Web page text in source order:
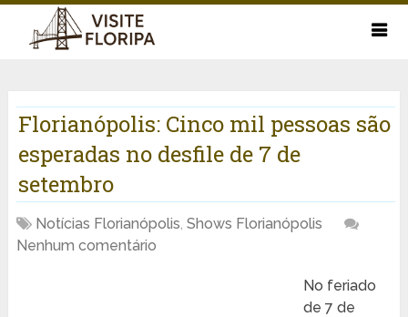
Florianópolis: Cinco mil pessoas são
esperadas no desfile de 7 de
setembro
Notícias Florianópolis, Shows Florianópolis
Nenhum comentário
No feriado
de 7 de